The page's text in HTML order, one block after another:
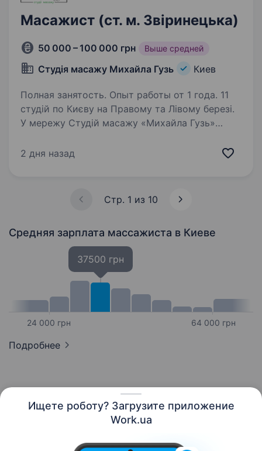
Ищете роботу? Загрузите приложение
Work.ua
Масажист (ст. м. Звіринецька)
50 000 – 100 000 грн Выше средней
Студія масажу Михайла Гузь Киев
Полная занятость. Опыт работы от 1 года. 11
студій по Києву на Правому та Лівому березі.
У мережу Студій масажу «Михайла Гузь»
Освітою фізичної реабілітації Або професійні
2 дня назад
Стр. 1 из 10
Средняя зарплата массажиста в Киеве
24 000 грн
37500 грн
64 000 грн
Подробнее